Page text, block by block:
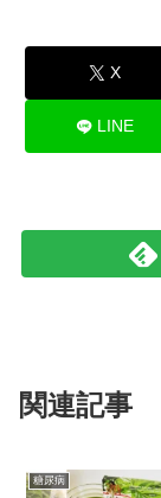
X
LINE
関連記事
糖尿病